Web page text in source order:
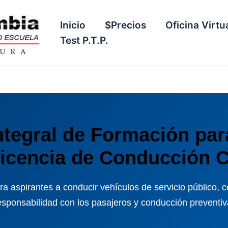
Inicio $Precios
Oficina
Test P.T.P.
de Formación
de Conducción
aspirantes a conducir vehículos de servicio público,
con los pasajeros y conducción